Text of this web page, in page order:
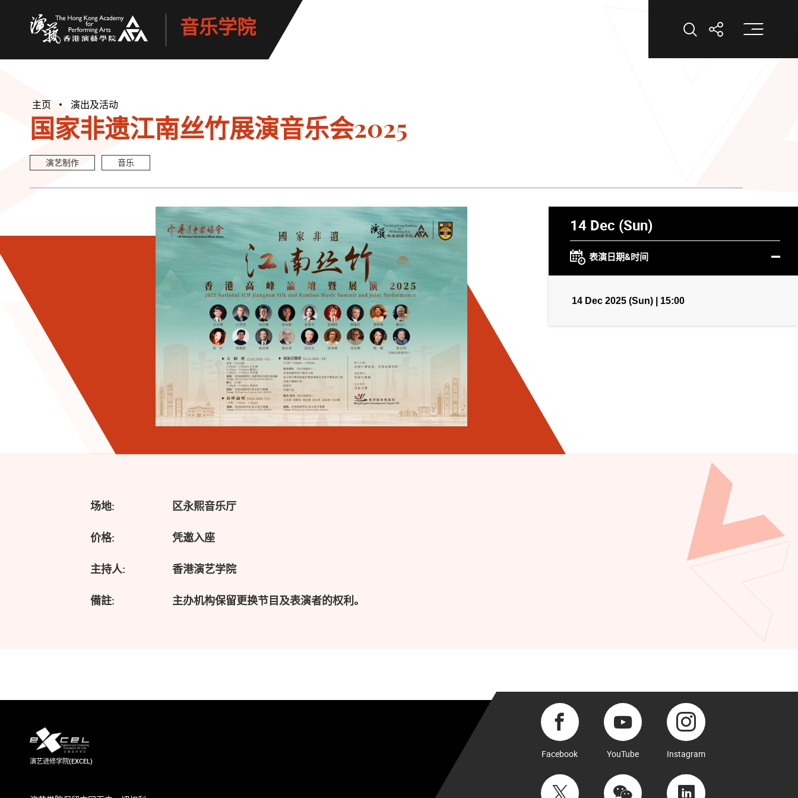
音乐学院 打开搜索打开分享打
主页 演出及活动
国家非遗江南丝竹展演音乐会2025
演艺制作 音乐
14 Dec (Sun)
表演日期&时间
14 Dec 2025 (Sun) | 15:00
场地: 区永熙音乐厅
价格: 凭邀入座
主持人: 香港演艺学院
備註: 主办机构保留更换节目及表演者的权利。
演艺进修学院(EXCEL)
Facebook YouTube Instagram